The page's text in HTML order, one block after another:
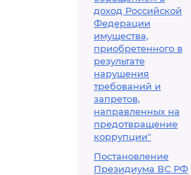
доход Российской
Федерации
имущества,
приобретенного в
результате
нарушения
требований и
запретов,
направленных на
предотвращение
коррупции"
Постановление
Президиума ВС РФ